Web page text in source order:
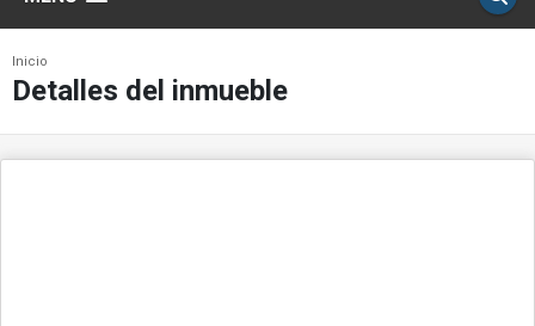
Inicio
Detalles del inmueble